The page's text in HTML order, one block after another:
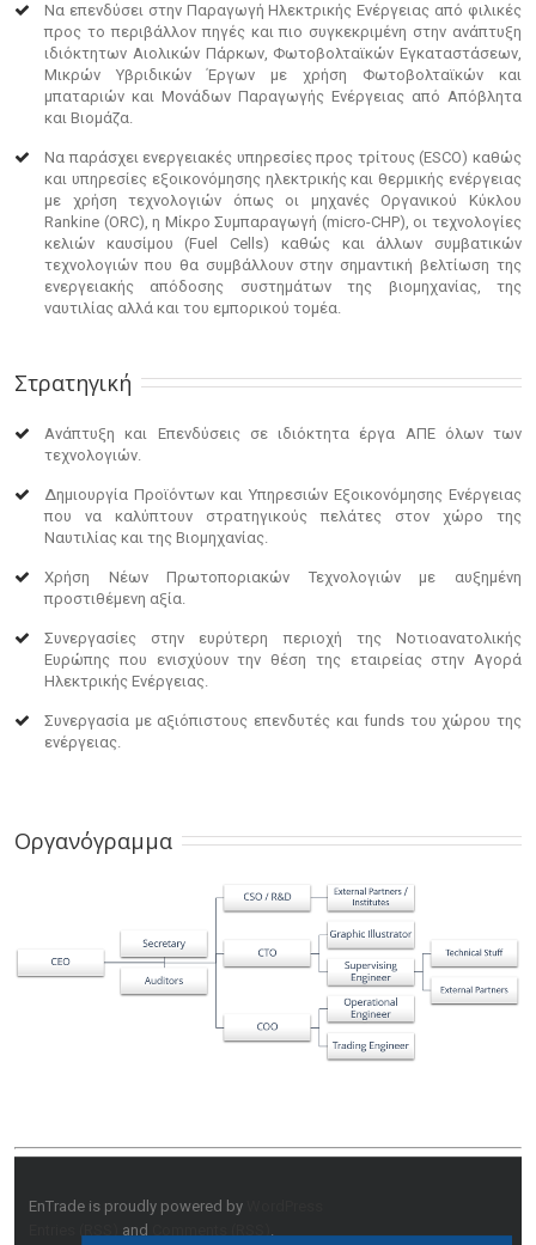
Να επενδύσει στην Παραγωγή Ηλεκτρικής Ενέργειας από φιλικές
προς το περιβάλλον πηγές και πιο συγκεκριμένη στην ανάπτυξη
ιδιόκτητων Αιολικών Πάρκων, Φωτοβολταϊκών Εγκαταστάσεων,
Μικρών Υβριδικών Έργων με χρήση Φωτοβολταϊκών και
μπαταριών και Μονάδων Παραγωγής Ενέργειας από Απόβλητα
και Βιομάζα.
Να παράσχει ενεργειακές υπηρεσίες προς τρίτους (ESCO) καθώς
και υπηρεσίες εξοικονόμησης ηλεκτρικής και θερμικής ενέργειας
με χρήση τεχνολογιών όπως οι μηχανές Οργανικού Κύκλου
Rankine (ORC), η Μίκρο Συμπαραγωγή (micro-CHP), οι τεχνολογίες
κελιών καυσίμου (Fuel Cells) καθώς και άλλων συμβατικών
τεχνολογιών που θα συμβάλλουν στην σημαντική βελτίωση της
ενεργειακής απόδοσης συστημάτων της βιομηχανίας, της
ναυτιλίας αλλά και του εμπορικού τομέα.
Στρατηγική
Ανάπτυξη και Επενδύσεις σε ιδιόκτητα έργα ΑΠΕ όλων των
τεχνολογιών.
Δημιουργία Προϊόντων και Υπηρεσιών Εξοικονόμησης Ενέργειας
που να καλύπτουν στρατηγικούς πελάτες στον χώρο της
Ναυτιλίας και της Βιομηχανίας.
Χρήση Νέων Πρωτοποριακών Τεχνολογιών με αυξημένη
προστιθέμενη αξία.
Συνεργασίες στην ευρύτερη περιοχή της Νοτιοανατολικής
Ευρώπης που ενισχύουν την θέση της εταιρείας στην Αγορά
Ηλεκτρικής Ενέργειας.
Συνεργασία με αξιόπιστους επενδυτές και funds του χώρου της
ενέργειας.
Οργανόγραμμα
EnTrade is proudly powered by
and .